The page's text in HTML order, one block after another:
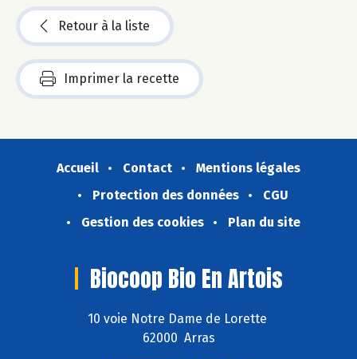
Retour à la liste
Imprimer la recette
Accueil Contact
Mentions légales
Protection des données
CGU
Gestion des cookies
Plan du site
Biocoop Bio En Artois
10 voie Notre Dame de Lorette
62000 Arras